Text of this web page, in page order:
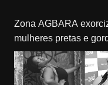
Zona AGBARA
mulheres pretas e